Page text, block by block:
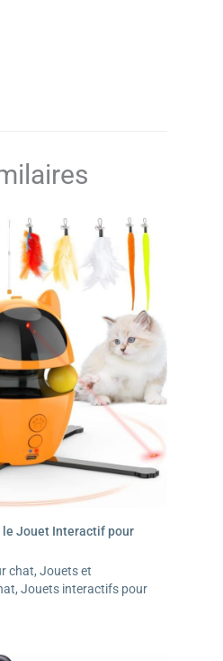
aussi d’échelle, ce terrain de
le Jouet Interactif pour
chat, Jouets et
, Jouets interactifs pour